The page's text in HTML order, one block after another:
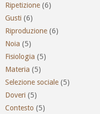
Ripetizione (6)
Gusti (6)
Riproduzione (6)
Noia (5)
Fisiologia (5)
Materia (5)
Selezione sociale (5)
Doveri (5)
Contesto (5)